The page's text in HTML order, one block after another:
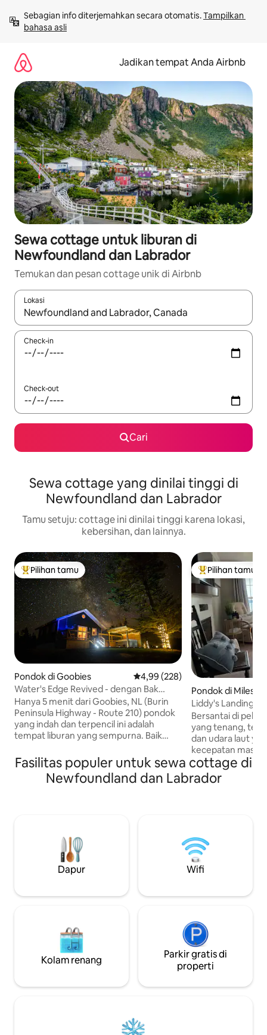
langsung
lihat
Sebagian info diterjemahkan secara otomatis. Tampilkan
bahasa asli
Jadikan tempat Anda Airbnb
Sewa cottage untuk liburan di
Newfoundland dan Labrador
Temukan dan pesan cottage unik di Airbnb
Lokasi
Jika hasil yang dicari tersedia, telusuri dengan tombol panah
Check-in
Check-out
Cari
Sewa cottage yang dinilai tinggi di
Newfoundland dan Labrador
Tamu setuju: cottage ini dinilai tinggi karena lokasi,
kebersihan, dan lainnya.
Pilihan tamu terpopuler
Pilihan tamu
Pondok di Goobies Nilai rata-rata 4,99 dari 5, 228
4,99 (228)
Water's Edge Revived - dengan Bak
Mandi Air Panas & Kompor Kayu!
Hanya 5 menit dari Goobies, NL (Burin
Peninsula Highway - Route 210) pondok
yang indah dan terpencil ini adalah
tempat liburan yang sempurna. Baik
yang nyaman, atau memutuskan untuk
menikmati waktu berkualitas di luar di
bak mandi air panas - perjalanan Anda
dilihat! Ada juga banyak jalur pendakian
populer di area ini! Biaya hewan
peliharaan $30 diperlukan untuk hewan
peliharaan. Harap beri tahu kami saat
Pilihan tamu
Pilihan tamu
Pondok di Miles
Liddy's Landing -
Nyaman dengan
Bersantai di
yang tenang,
dan udara laut
kecepatan masa
dek yang luas,
pantai untuk
berenang di
gunung es
Anda di dekat
Fi Starlink,
sambil menikmati
Fasilitas populer untuk sewa cottage di
Newfoundland dan Labrador
Dapur Wifi
Kolam renang
Parkir gratis di
properti